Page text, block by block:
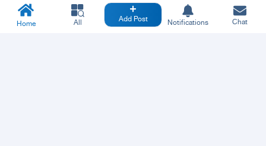
Home All Add Post Notifications Chat